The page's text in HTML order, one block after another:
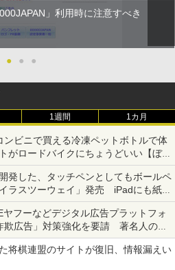
」利用時に注意すべき
● ● ●
1週間 1カ月
ビニで買える冷凍ペットボトルで体
がロードバイクにちょうどいい【ぼっ
【空いた時間でなにしてる？】
発した、タッチペンとしてもボールペ
ラスツーウェイ」発売 iPadにも紙に
る
フーなどデジタル広告プラットフォ
欺広告」対策強化を要請 著名人の写
などへの対策として
将棋連盟のサイトが復旧、情報漏えい